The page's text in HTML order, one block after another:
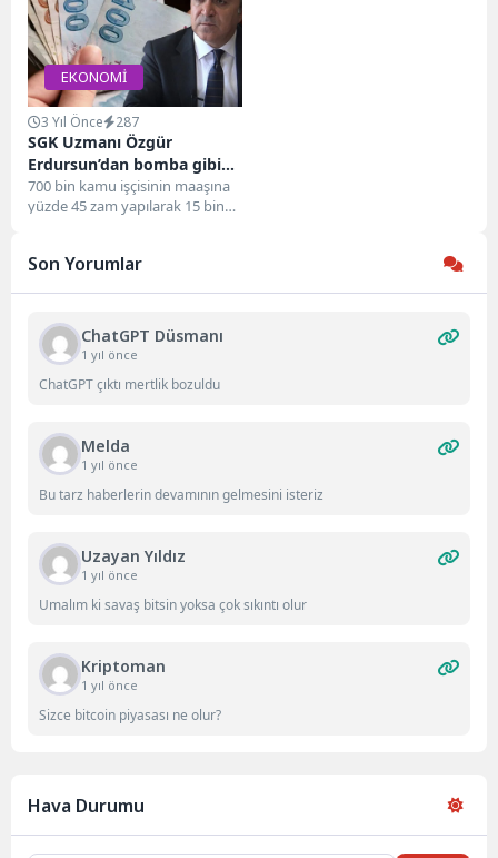
EKONOMİ
3 Yıl Önce 287
SGK Uzmanı Özgür
Erdursun’dan bomba gibi
zam açıklaması! En düşük
emekli aylığı öyle bir rakam
700 bin kamu işçisinin maaşına
yüzde 45 zam yapılarak 15 bin
Son Yorumlar
ChatGPT Düsmanı
1 yıl önce
ChatGPT çıktı mertlik bozuldu
Melda
1 yıl önce
Bu tarz haberlerin devamının gelmesini isteriz
Uzayan Yıldız
1 yıl önce
Umalım ki savaş bitsin yoksa çok sıkıntı olur
Kriptoman
1 yıl önce
Sizce bitcoin piyasası ne olur?
Hava Durumu